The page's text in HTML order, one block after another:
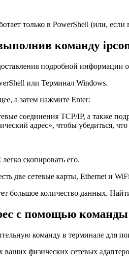
только в PowerShell (или,
команду
подробной
или Терминал Windows.
а затем нажмите Enter:
соединения TCP/IP, а также
адрес», чтобы убедиться,
скопировать его.
две сетевые карты, Ethernet и
большое количество данных.
с помощью
команду в терминале для
физических сетевых